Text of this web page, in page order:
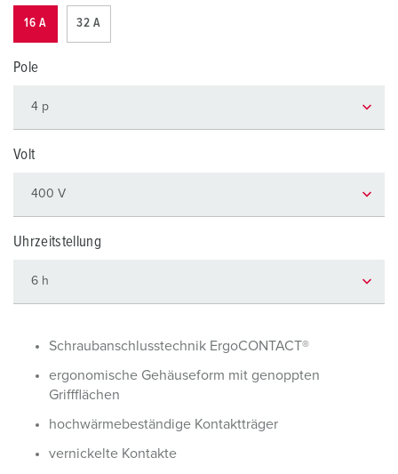
16 A 32 A
Pole
Volt
Uhrzeitstellung
Schraubanschlusstechnik ErgoCONTACT®
ergonomische Gehäuseform mit genoppten
Griffflächen
hochwärmebeständige Kontaktträger
vernickelte Kontakte